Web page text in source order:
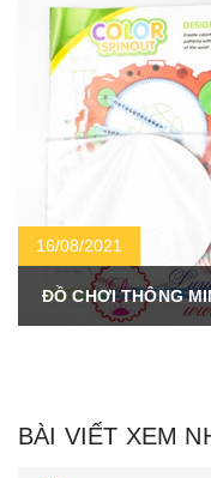
16/08/2021
ĐỒ CHƠI THÔNG
BÀI VIẾT XEM